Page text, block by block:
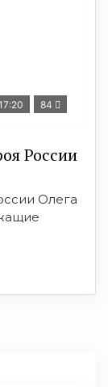
84
России
Олега